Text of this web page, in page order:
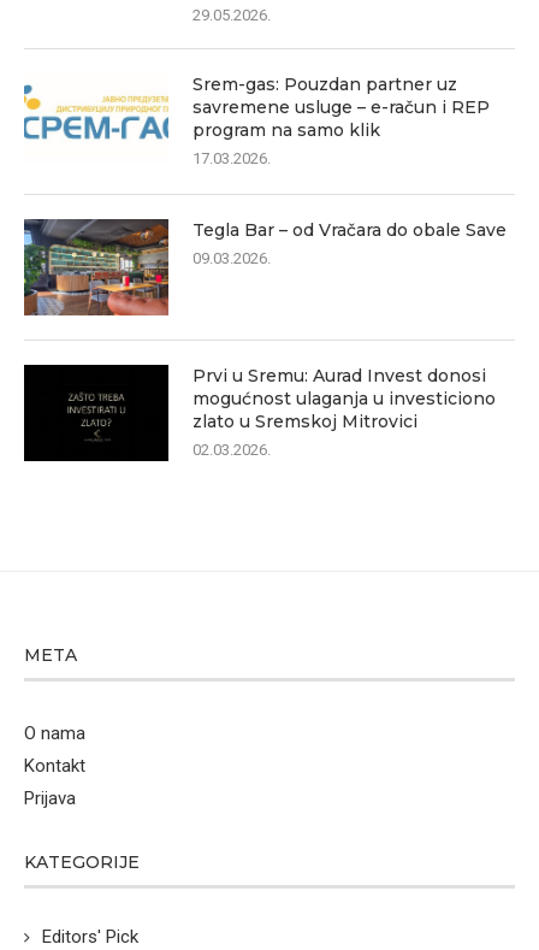
29.05.2026.
Srem-gas: Pouzdan partner uz
savremene usluge – e-račun i REP
program na samo klik
17.03.2026.
Tegla Bar – od Vračara do obale Save
09.03.2026.
Prvi u Sremu: Aurad Invest donosi
mogućnost ulaganja u investiciono
zlato u Sremskoj Mitrovici
02.03.2026.
META
O nama
Kontakt
Prijava
KATEGORIJE
Editors' Pick